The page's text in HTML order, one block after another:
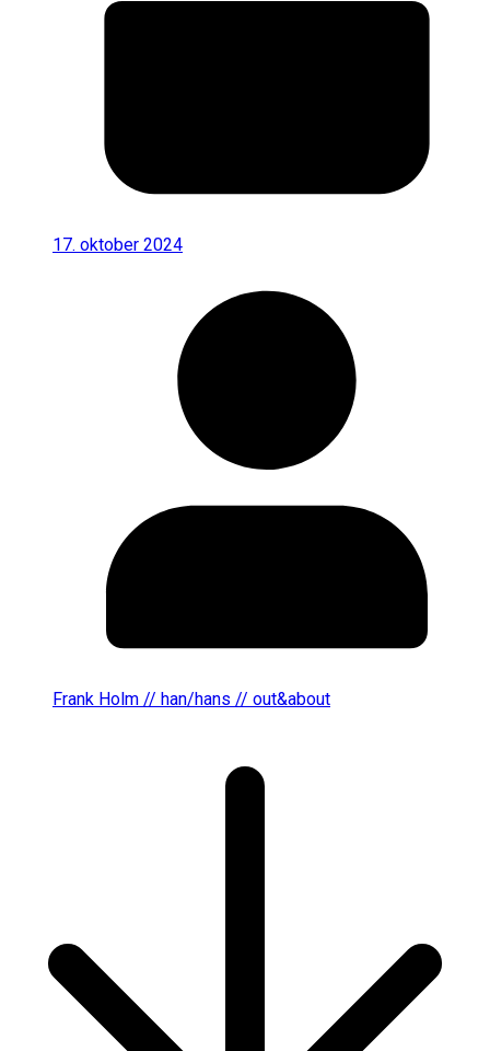
17. oktober 2024
Frank Holm // han/hans // out&about